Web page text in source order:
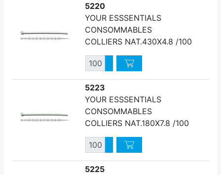
5220
YOUR ESSSENTIALS
CONSOMMABLES
COLLIERS NAT.430X4.8 /100
QuantitéAugmenter quantité
Diminuer quantité
5223
YOUR ESSSENTIALS
CONSOMMABLES
COLLIERS NAT.180X7.8 /100
QuantitéAugmenter quantité
Diminuer quantité
5225